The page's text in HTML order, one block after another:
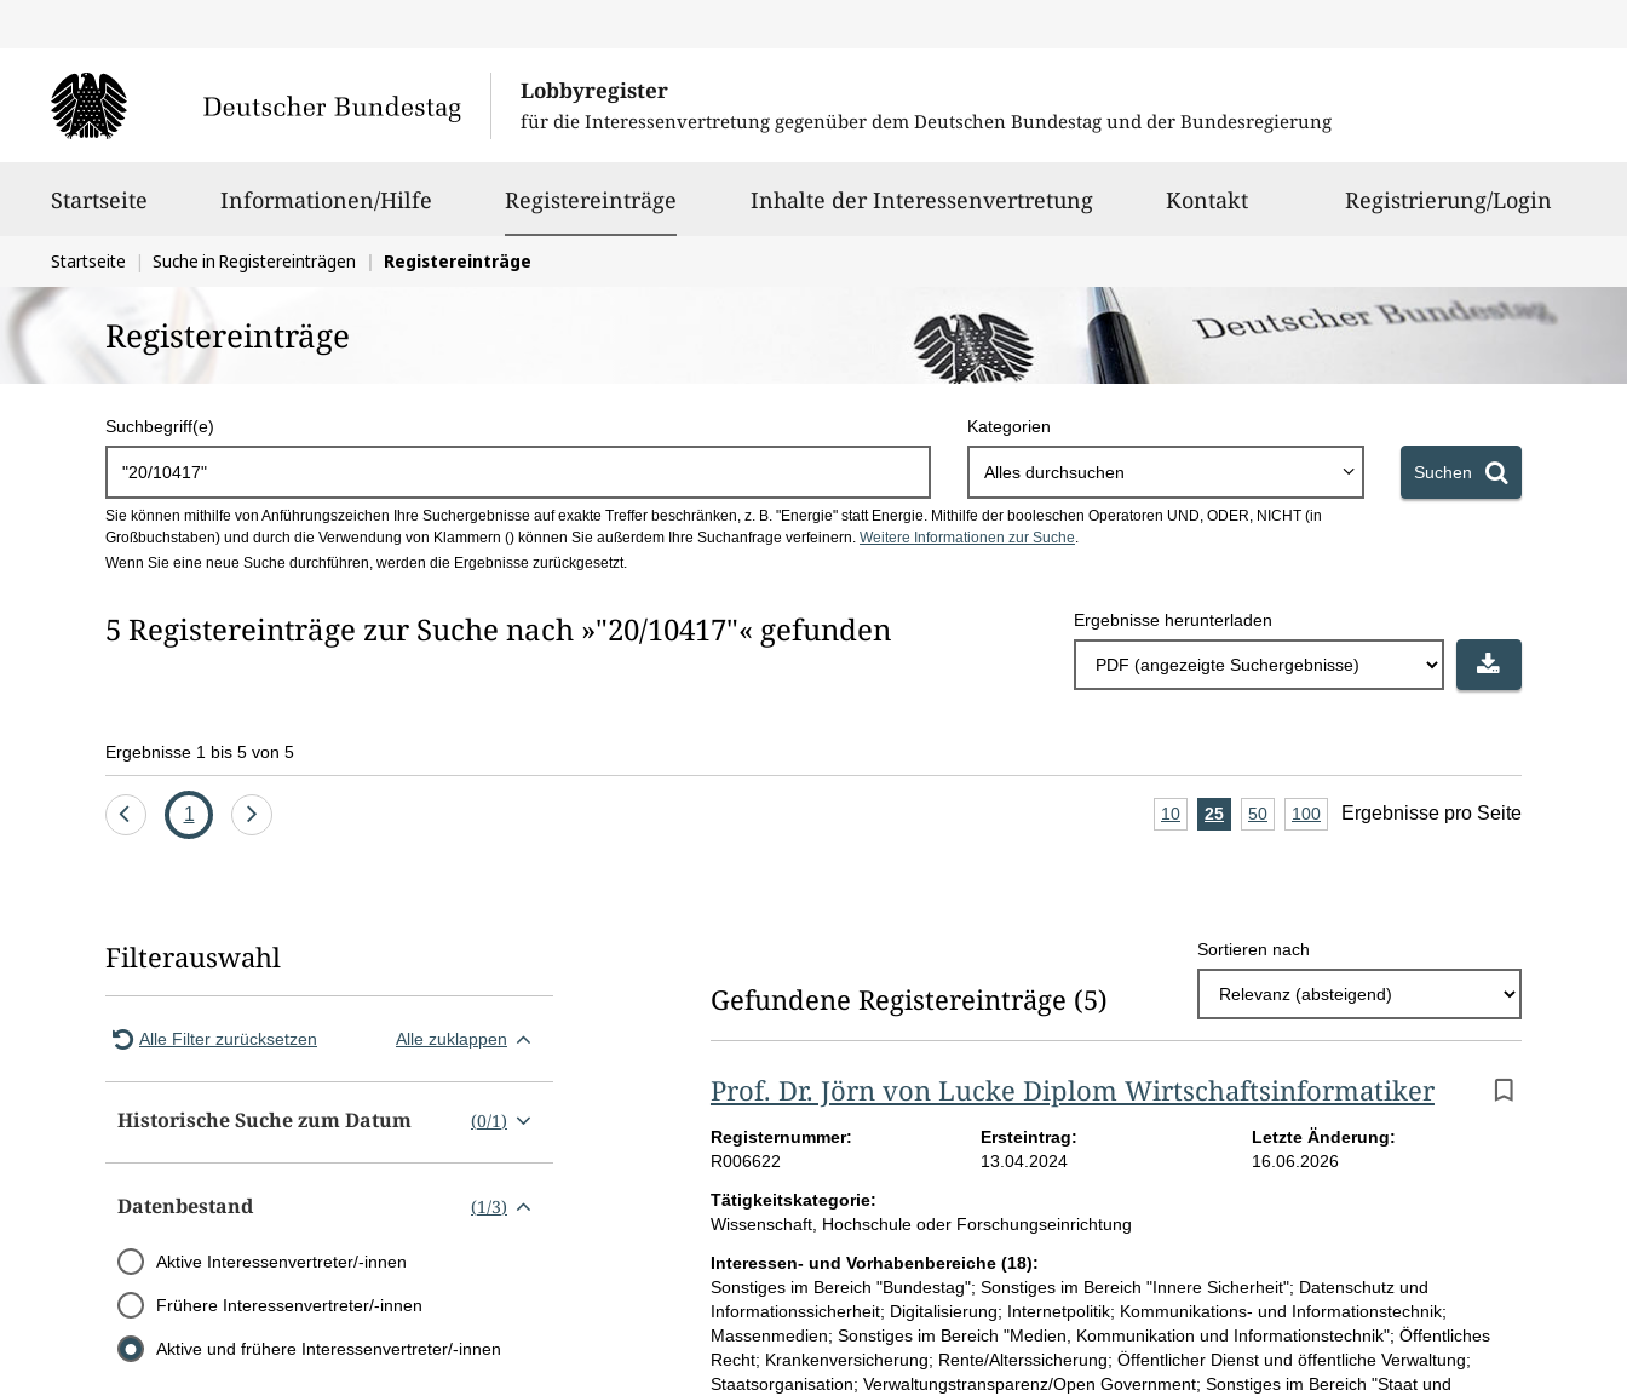
Lobbyregister
für die Interessenvertretung gegenüber dem Deutschen Bundestag und der Bundesregierung
Startseite Informationen/Hilfe Registereinträge ausgewähltInhalte der Interessenvertretung Kontakt Registrierung/Login
Sie
befinden
sich
hier:
Startseite Suche in Registereinträgen Registereinträge
Registereinträge
u
c
h
b
o
Suchbegriff(e) Kategorien
Alles durchsuchen Suchen
Sie können mithilfe von Anführungszeichen Ihre Suchergebnisse auf exakte Treffer beschränken, z. B. "Energie" statt Energie. Mithilfe der booleschen Operatoren UND, ODER, NICHT (in
Großbuchstaben) und durch die Verwendung von Klammern () können Sie außerdem Ihre Suchanfrage verfeinern. Weitere Informationen zur Suche.
Wenn Sie eine neue Suche durchführen, werden die Ergebnisse zurückgesetzt.
5 Registereinträge zur Suche nach »"20/10417"« gefunden Ergebnisse herunterladen
Ergebnisse 1 bis 5 von 5
Eine
Seite
1
Eine
A
r
i
s
s
10Ergebnisse
25Ergebnisse
50Ergebnisse
100Ergebnisse
Ergebnisse pro Seite
Filterauswahl
Alle Filter zurücksetzen Alle zuklappen
Historische Suche zum Datum (0/1)
Datenbestand (1/3)
Aktive Interessenvertreter/-innen
Frühere Interessenvertreter/-innen
Aktive und frühere Interessenvertreter/-innen
Gefundene Registereinträge (5)
Sortieren nach
Prof. Dr. Jörn von Lucke Diplom Wirtschaftsinformatiker
Registernummer:
R006622
Ersteintrag:
13.04.2024
Letzte Änderung:
16.06.2026
Tätigkeitskategorie:
Wissenschaft, Hochschule oder Forschungseinrichtung
Interessen- und Vorhabenbereiche (18):
Sonstiges im Bereich "Bundestag"; Sonstiges im Bereich "Innere Sicherheit"; Datenschutz und
Informationssicherheit; Digitalisierung; Internetpolitik; Kommunikations- und Informationstechnik;
Massenmedien; Sonstiges im Bereich "Medien, Kommunikation und Informationstechnik"; Öffentliches
Recht; Krankenversicherung; Rente/Alterssicherung; Öffentlicher Dienst und öffentliche Verwaltung;
Staatsorganisation; Verwaltungstransparenz/Open Government; Sonstiges im Bereich "Staat und